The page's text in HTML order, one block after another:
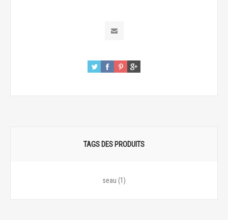
TAGS DES PRODUITS
seau (1)